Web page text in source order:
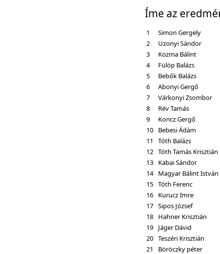
Íme az
1
Simon Gergely
2
Uzonyi Sándor
3
Kozma Bálint
4
Fülöp Balázs
5
Bebők Balázs
6
Abonyi Gergő
7
Várkonyi Zsombor
8
Rév Tamás
9
Koncz Gergő
10
Bebesi Ádám
11
Tóth Balázs
12 Tóth Tamás Krisztián
13
Kabai Sándor
14 Magyar Bálint István
15 Tóth Ferenc
16
Kurucz Imre
17 Sipos József
18
Hahner Krisztián
19
Jáger Dávid
20 Teszéri Krisztián
21
Böröczky péter